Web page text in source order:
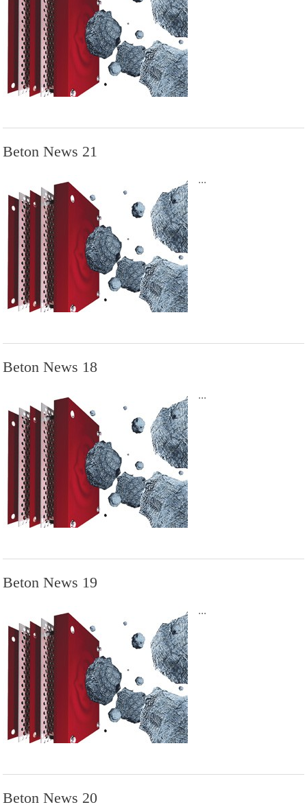
Beton News 21
...
Beton News 18
...
Beton News 19
...
Beton News 20